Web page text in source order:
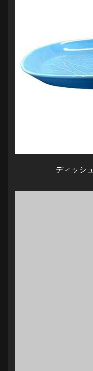
ディッシ